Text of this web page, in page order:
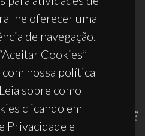
lhe oferecer uma
de navegação.
Cookies”
nossa política
sobre como
clicando em
Privacidade e